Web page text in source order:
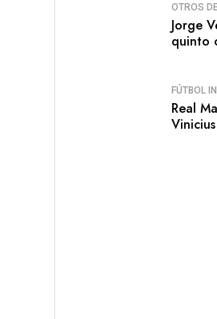
OTROS
Jorge
quinto
FÚTBOL
Real
Vinicius